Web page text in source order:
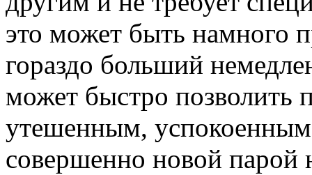
это может быть намного
гораздо больший
может быстро позволить
утешенным, успокоенным
совершенно новой